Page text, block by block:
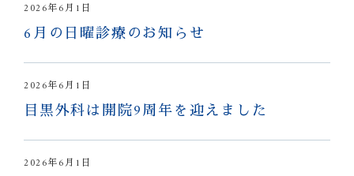
2026年6月1日
6月の日曜診療のお知らせ
2026年6月1日
目黒外科は開院9周年を迎えました
2026年6月1日